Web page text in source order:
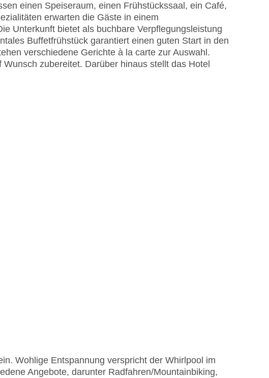
Club, Mastercard, Visa
einen Speiseraum, einen Frühstückssaal, ein Café,
erwarten die Gäste in einem
Unterkunft bietet als buchbare Verpflegungsleistung
Buffetfrühstück garantiert einen guten Start in den
verschiedene Gerichte à la carte zur Auswahl.
zubereitet. Darüber hinaus stellt das Hotel
Wohlige Entspannung verspricht der Whirlpool im
Angebote, darunter Radfahren/Mountainbiking,